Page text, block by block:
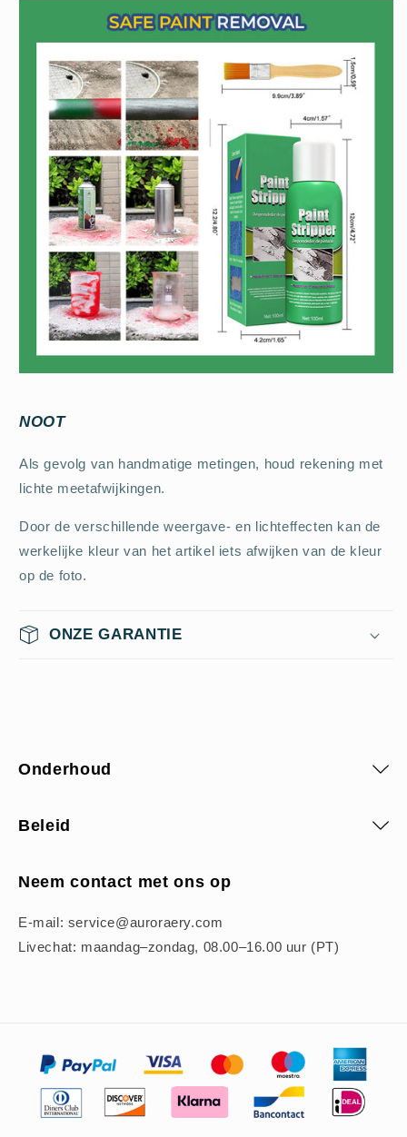
NOOT
Als gevolg van handmatige metingen, houd rekening met
lichte meetafwijkingen.
Door de verschillende weergave- en lichteffecten kan de
werkelijke kleur van het artikel iets afwijken van de kleur
op de foto.
ONZE GARANTIE
Onderhoud
Beleid
Neem contact met ons op
E-mail: service@auroraery.com
Livechat: maandag–zondag, 08.00–16.00 uur (PT)